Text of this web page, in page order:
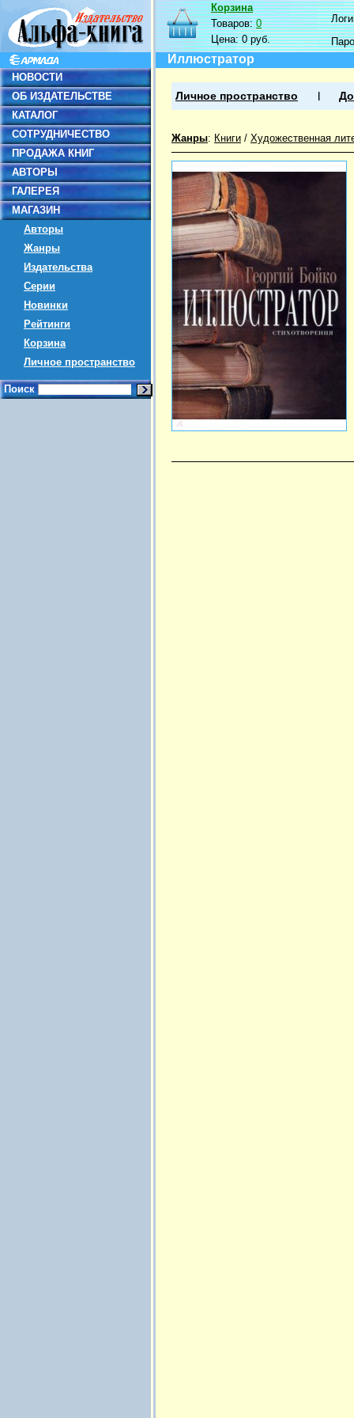
НОВОСТИ
ОБ ИЗДАТЕЛЬСТВЕ
КАТАЛОГ
СОТРУДНИЧЕСТВО
ПРОДАЖА КНИГ
АВТОРЫ
ГАЛЕРЕЯ
МАГАЗИН
Авторы
Жанры
Издательства
Серии
Новинки
Рейтинги
Корзина
Личное пространство
Поиск
Корзина
Товаров:0
Цена:0 руб.
Иллюстратор
Личное пространство
Жанры: Книги / Художественная